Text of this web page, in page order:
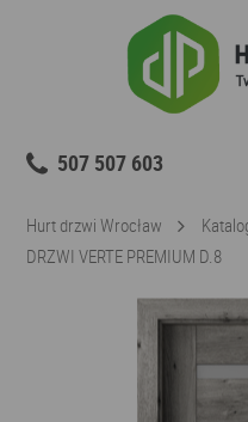
507 507 603
Hurt drzwi Wrocław
DRZWI VERTE PREMIUM D.8